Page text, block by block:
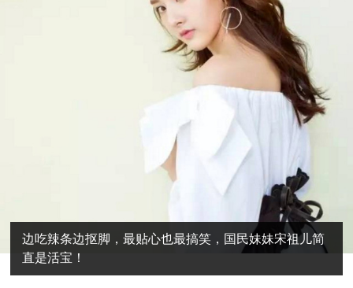
边吃辣条边抠脚，最贴心也最搞笑，国民妹妹宋祖儿简
直是活宝！